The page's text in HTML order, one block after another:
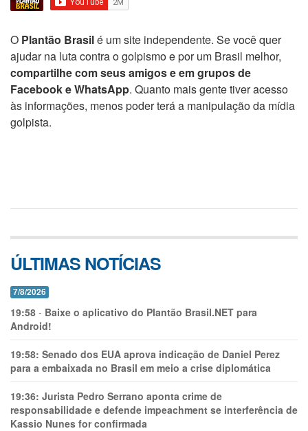
O Plantão Brasilé um site independente. Se você quer
ajudar na luta contra o golpismo e por um Brasil melhor,
compartilhe com seus amigos e em grupos de
Facebook e WhatsApp. Quanto mais gente tiver acesso
às informações, menos poder terá a manipulação da mídia
golpista.
ÚLTIMAS NOTÍCIAS
7/8/2026
19:58 - Baixe o aplicativo do Plantão Brasil.NET para
Android!
19:58: Senado dos EUA aprova indicação de Daniel Perez
para a embaixada no Brasil em meio a crise diplomática
19:36: Jurista Pedro Serrano aponta crime de
responsabilidade e defende impeachment se interferência de
Kassio Nunes for confirmada